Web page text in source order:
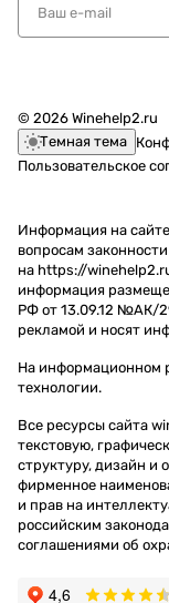
© 2026 Winehelp2.ru
Темная тема
Пользовательское
Информация на
вопросам
на https://
информация
РФ от 13.09.12 №АК/
рекламой и носят
На информационном
технологии.
Все ресурсы сайта
текстовую,
структуру, дизайн и
фирменное
и прав на
российским
соглашениями об